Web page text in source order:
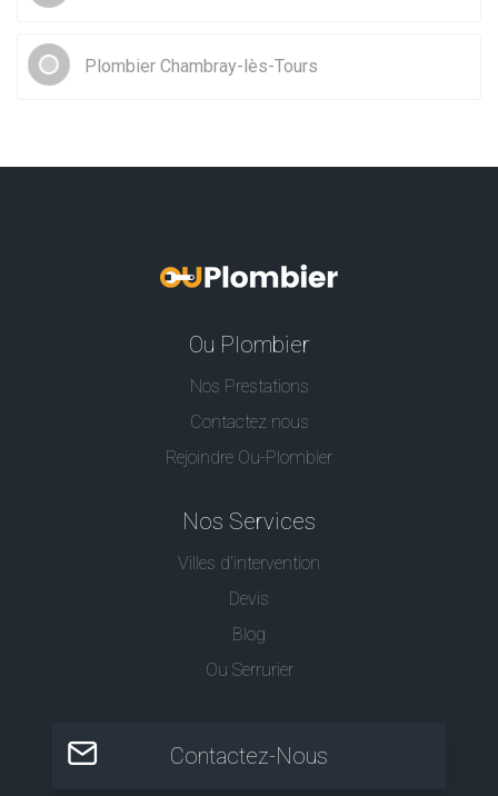
Plombier Chambray-lès-Tours
Ou Plombier
Nos Prestations
Contactez nous
Rejoindre Ou-Plombier
Nos Services
Villes d'intervention
Devis
Blog
Ou Serrurier
Contactez-Nous